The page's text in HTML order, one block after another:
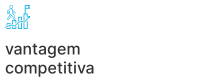
vantagem
competitiva